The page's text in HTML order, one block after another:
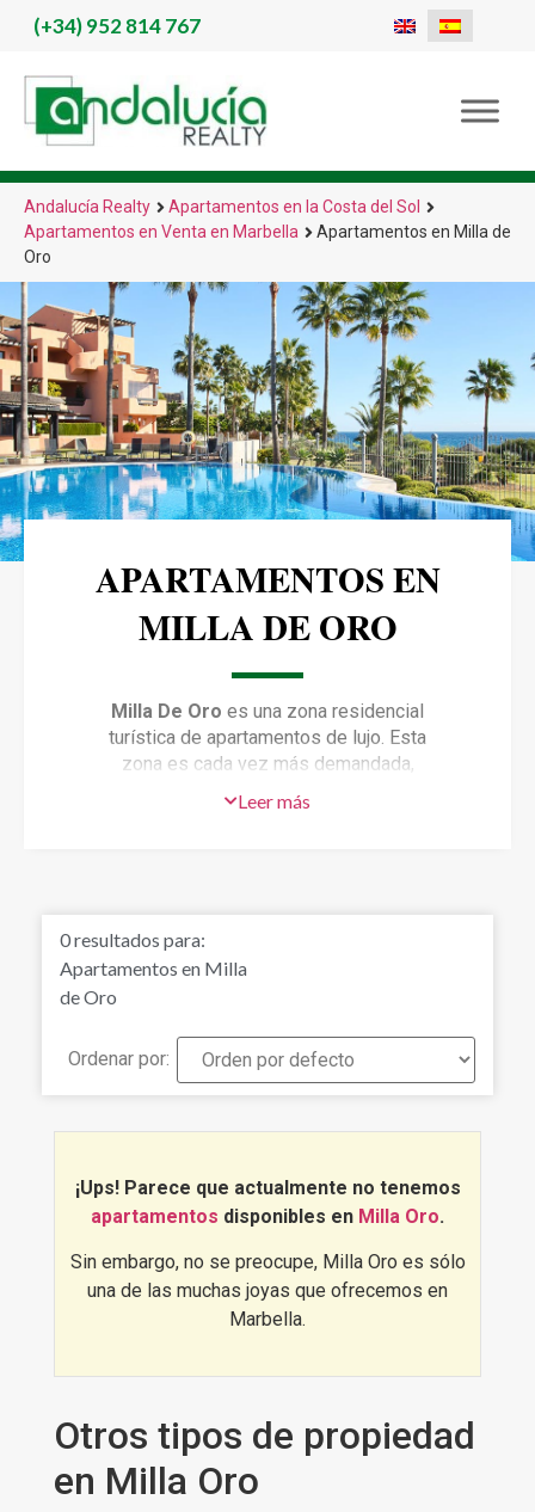
(+34)952 814 767
Andalucía Realty
Apartamentos en la Costa del Sol
Apartamentos en Venta en Marbella
Apartamentos en Milla de
Oro
APARTAMENTOS EN
MILLA DE ORO
Milla De Oro es una zona residencial
turística de apartamentos de lujo. Esta
zona es cada vez más demandada,
Golf, colegios internacionales y su
las playas de Marbella y alrededores,
o la vida nocturna y tiendas de Puerto
Banús a corta distancia. Si quieres
De Oro es una zona ideal para ello, ya
que tiene una demanda creciente,
cuyos precios continúan en ascenso.
Descubrelas mejores
apartamentos en Milla De Oro
Leer más
0resultados para:
Apartamentos en Milla
de Oro
Ordenar por:
¡Ups! Parece que actualmente no tenemos
apartamentos disponibles en Milla Oro.
Sin embargo, no se preocupe, Milla Oro es sólo
una de las muchas joyas que ofrecemos en
Marbella.
Otros tipos de propiedad
en Milla Oro